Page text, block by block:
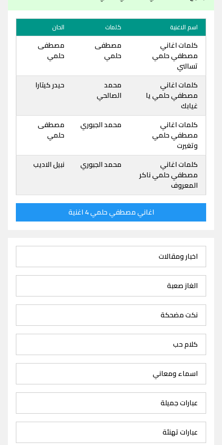
اسم الاغنية كلمات الحان
كلمات اغاني
مصطفي حلمي
تسالني
مصطفى
حلمي
مصطفى
حلمي
كلمات اغاني
مصطفي حلمي يا
غيابك
محمد
الصالحي
حيدر كيتارا
كلمات اغاني
مصطفي حلمي
وتغيرت
محمد الجبوري
مصطفى
حلمي
كلمات اغاني
مصطفي حلمي ناكر
المعروف
محمد الجبوري نبيل الاديب
اغاني مصطفي حلمي 4 اغنية
اخبار ومقالات
الغاز صعبة
نكت مضحكة
كلام حب
اسماء ومعاني
عبارات جميلة
عبارات تهنئة